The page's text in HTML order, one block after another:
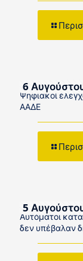
6
Ψηφιακοί
ΑΑΔΕ
5
Αυτόματοι
δεν υπέβαλαν